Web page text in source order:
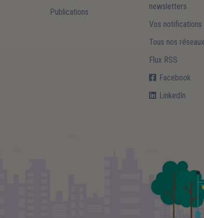
Publications
newsletters
Vos notifications
Tous nos réseaux
Flux RSS
Facebook
LinkedIn